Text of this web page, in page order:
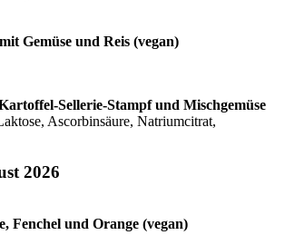
Gemüse und Reis (vegan)
Sellerie-Stampf und Mischgemüse
Ascorbinsäure, Natriumcitrat,
2026
Fenchel und Orange (vegan)